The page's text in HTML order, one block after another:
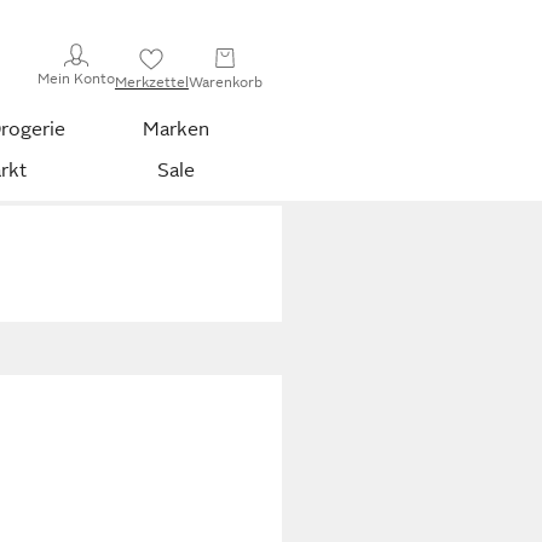
Mein KontoMerkzettelWarenkorb
Marken
Sale